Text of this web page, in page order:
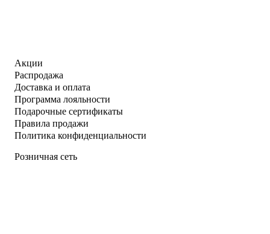
Акции
Распродажа
Доставка и оплата
Программа лояльности
Подарочные сертификаты
Правила продажи
Политика конфиденциальности
Розничная сеть